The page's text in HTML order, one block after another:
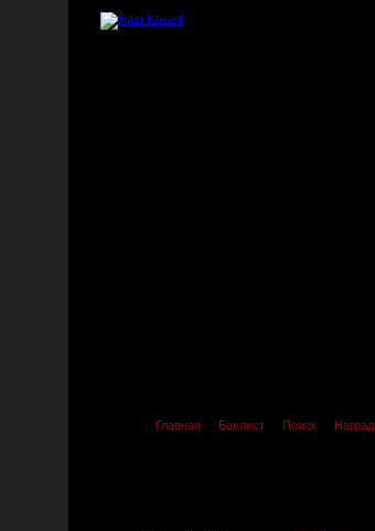
Главная Банлист Поиск